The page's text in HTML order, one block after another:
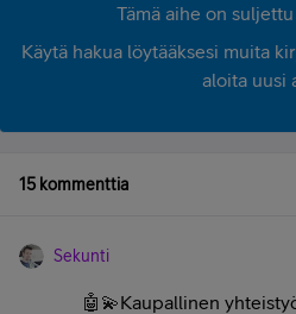
Tämä aihe on
Käytä hakua löytääksesi muita
aloita uusi
15 kommenttia
Sekunti
🤖💫Kaupallinen